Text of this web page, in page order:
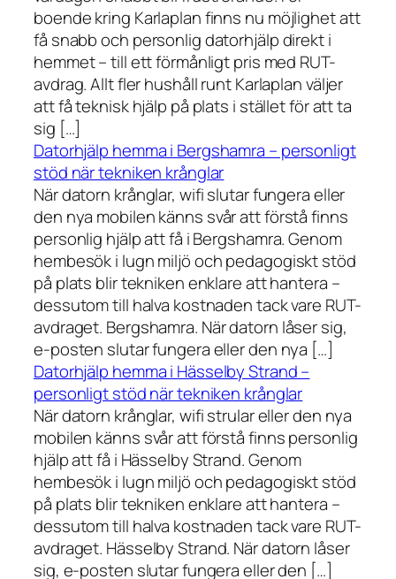
boende kring Karlaplan finns nu möjlighet att
få snabb och personlig datorhjälp direkt i
hemmet – till ett förmånligt pris med RUT-
avdrag. Allt fler hushåll runt Karlaplan väljer
att få teknisk hjälp på plats i stället för att ta
sig […]
Datorhjälp hemma i Bergshamra – personligt
stöd när tekniken krånglar
När datorn krånglar, wifi slutar fungera eller
den nya mobilen känns svår att förstå finns
personlig hjälp att få i Bergshamra. Genom
hembesök i lugn miljö och pedagogiskt stöd
på plats blir tekniken enklare att hantera –
dessutom till halva kostnaden tack vare RUT-
avdraget. Bergshamra. När datorn låser sig,
e-posten slutar fungera eller den nya […]
Datorhjälp hemma i Hässelby Strand –
personligt stöd när tekniken krånglar
När datorn krånglar, wifi strular eller den nya
mobilen känns svår att förstå finns personlig
hjälp att få i Hässelby Strand. Genom
hembesök i lugn miljö och pedagogiskt stöd
på plats blir tekniken enklare att hantera –
dessutom till halva kostnaden tack vare RUT-
avdraget. Hässelby Strand. När datorn låser
sig, e-posten slutar fungera eller den […]